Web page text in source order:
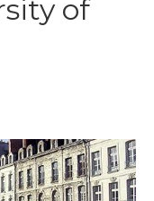
of